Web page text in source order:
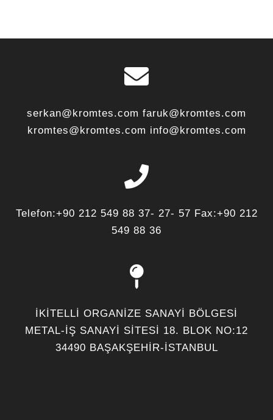
serkan@kromtes.com faruk@kromtes.com
kromtes@kromtes.com info@kromtes.com
Telefon:+90 212 549 88 37- 27- 57 Fax:+90 212
549 88 36
İKİTELLİ ORGANİZE SANAYİ BÖLGESİ
METAL-İŞ SANAYİ SİTESİ 18. BLOK NO:12
34490 BAŞAKŞEHİR-İSTANBUL